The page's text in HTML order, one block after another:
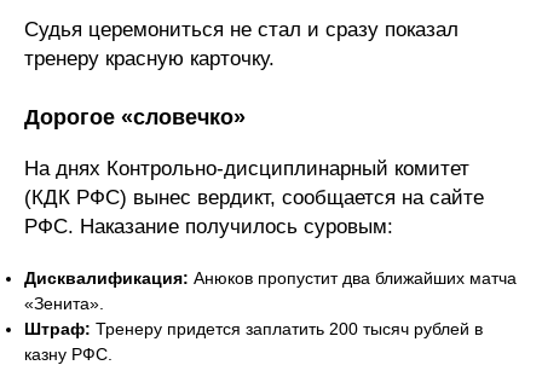
Судья церемониться не стал и сразу показал
тренеру красную карточку.
Дорогое «словечко»
На днях Контрольно-дисциплинарный комитет
(КДК РФС) вынес вердикт, сообщается на сайте
РФС. Наказание получилось суровым:
Дисквалификация: Анюков пропустит два ближайших матча
«Зенита».
Штраф: Тренеру придется заплатить 200 тысяч рублей в
казну РФС.